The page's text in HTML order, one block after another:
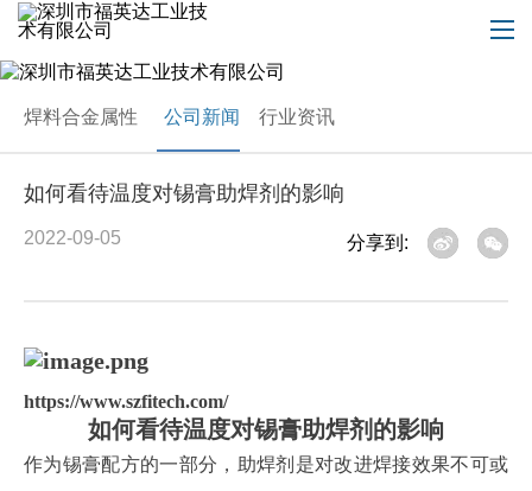
焊料合金属性 公司新闻 行业资讯
如何看待温度对锡膏助焊剂的影响
2022-09-05 分享到:
https://www.szfitech.com/
如何看待温度对锡膏助焊剂的影响
作为锡膏配方的一部分，助焊剂是对改进焊接效果不可或